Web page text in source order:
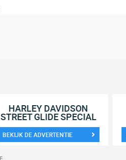
HARLEY DAVIDSON
STREET GLIDE SPECIAL
BEKIJK DE ADVERTENTIE